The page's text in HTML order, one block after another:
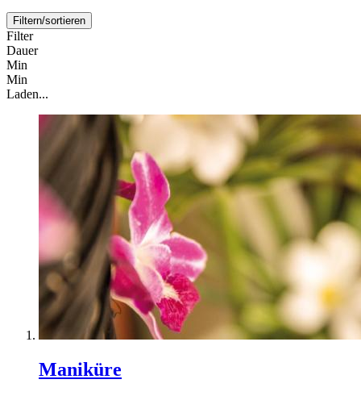
Filtern/sortieren
Filter
Dauer
Min
Min
Laden...
Maniküre